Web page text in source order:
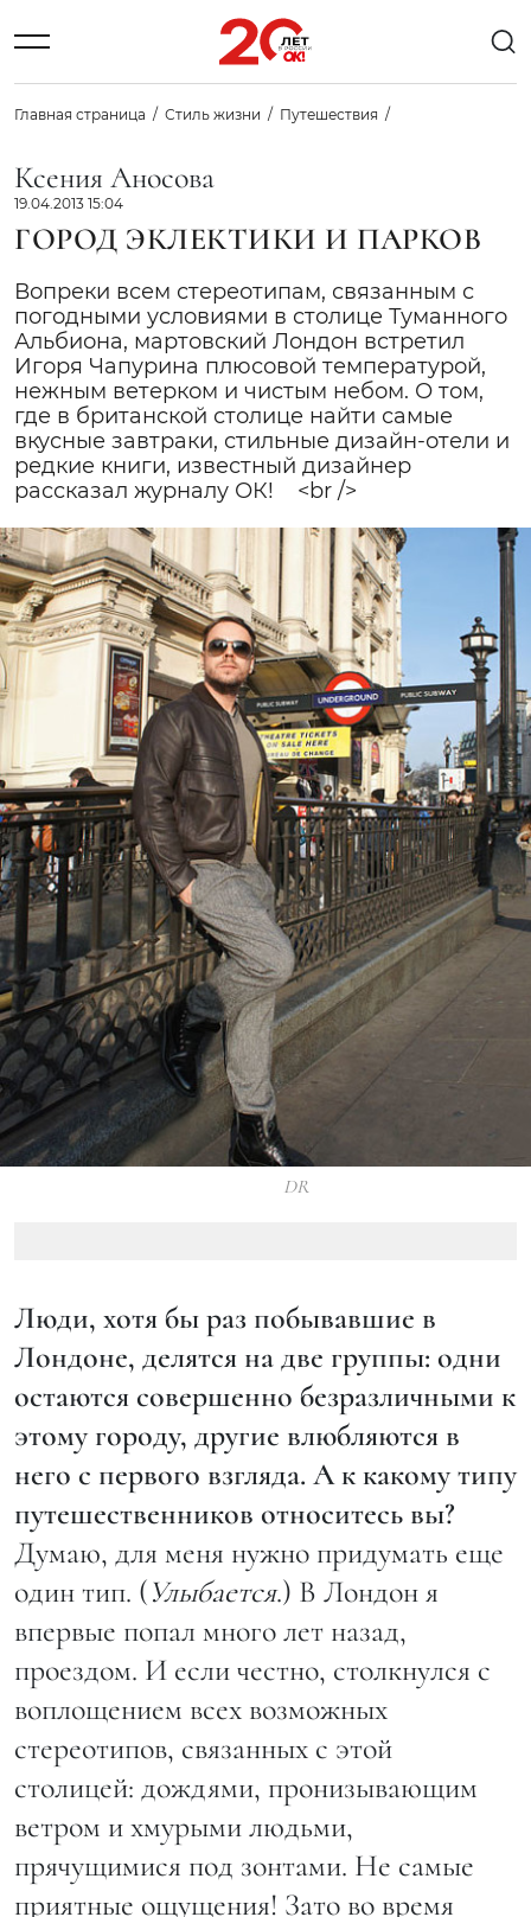
Главная страница Стиль жизни Путешествия
Ксения Аносова
19.04.2013 15:04
ГОРОД ЭКЛЕКТИКИ И ПАРКОВ
Вопреки всем стереотипам, связанным с
погодными условиями в столице Туманного
Альбиона, мартовский Лондон встретил
Игоря Чапурина плюсовой температурой,
нежным ветерком и чистым небом. О том,
где в британской столице найти самые
вкусные завтраки, стильные дизайн-отели и
редкие книги, известный дизайнер
рассказал журналу ОК! <br />
DR
Люди, хотя бы раз побывавшие в
Лондоне, делятся на две группы: одни
остаются совершенно безразличными к
этому городу, другие влюбляются в
него с первого взгляда. А к какому типу
путешественников относитесь вы?
Думаю, для меня нужно придумать еще
один тип. (Улыбается.) В Лондон я
впервые попал много лет назад,
проездом. И если честно, столкнулся с
воплощением всех возможных
стереотипов, связанных с этой
столицей: дождями, пронизывающим
ветром и хмурыми людьми,
прячущимися под зонтами. Не самые
приятные ощущения! Зато во время